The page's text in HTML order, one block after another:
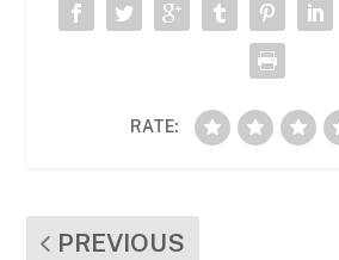
o
p ix
RATE:
PREVIOUS